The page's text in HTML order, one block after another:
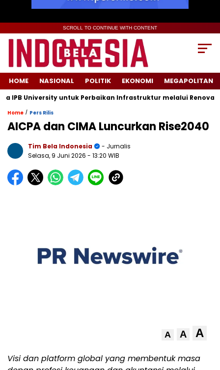
SCROLL TO CONTINUE WITH CONTENT
HOME NASIONAL POLITIK EKONOMI MEGAPOLITAN
University untuk Perbaikan Infrastruktur melalui Renovasi
Home / Pers Rilis
AICPA dan CIMA Luncurkan Rise2040
Tim Bela Indonesia
- Jurnalis
Selasa, 9 Juni 2026 - 13:20 WIB
A A A
Visi dan platform global yang membentuk masa